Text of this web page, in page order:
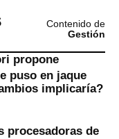
Contenido de
Gestión
propone
puso en jaque
implicaría?
procesadoras de